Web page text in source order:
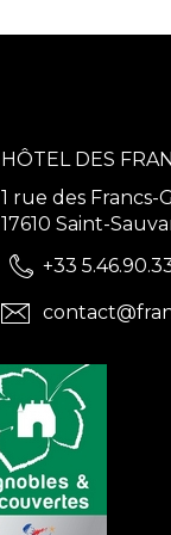
HÔTEL DES
1 rue des Francs-
17610 Saint-
+33